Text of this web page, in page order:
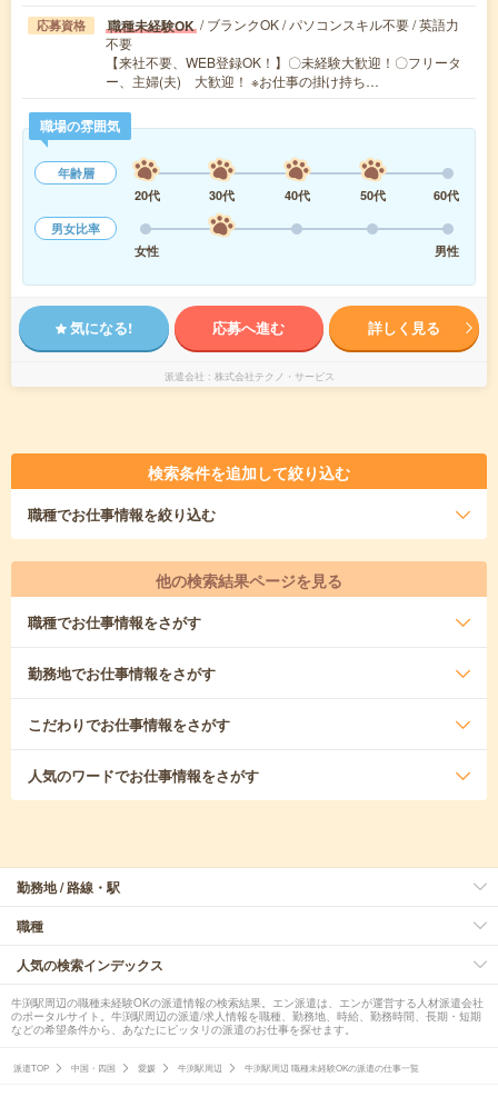
応募資格 職種未経験OK / ブランクOK / パソコンスキル不要 / 英語力
不要
【来社不要、WEB登録OK！】〇未経験大歓迎！〇フリータ
ー、主婦(夫) 大歓迎！ ※お仕事の掛け持ち…
職場の雰囲気
年齢層
20代
30代 40代 50代
60代
男女比率
女性
男性
気になる! 応募へ進む 詳しく見る
派遣会社 株式会社テクノ・サービス
検索条件を追加して絞り込む
職種でお仕事情報を絞り込む
他の検索結果ページを見る
職種でお仕事情報をさがす
勤務地でお仕事情報をさがす
こだわりでお仕事情報をさがす
人気のワードでお仕事情報をさがす
勤務地 / 路線・駅
職種
人気の検索インデックス
牛渕駅周辺の職種未経験OKの派遣情報の検索結果。エン派遣は、エンが運営する人材派遣会社
のポータルサイト。牛渕駅周辺の派遣/求人情報を職種、勤務地、時給、勤務時間、長期・短期
などの希望条件から、あなたにピッタリの派遣のお仕事を探せます。
派遣TOP 中国・四国 愛媛 牛渕駅周辺 牛渕駅周辺 職種未経験OKの派遣の仕事一覧